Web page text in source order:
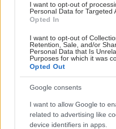
I want to opt-out of
Personal Data for Targeted
Opted In
I want to opt-out of
Retention, Sale, and/or
Personal Data that Is
Purposes for which it was
Opted Out
Google consents
I want to allow Google to
related to advertising like
device identifiers in apps.